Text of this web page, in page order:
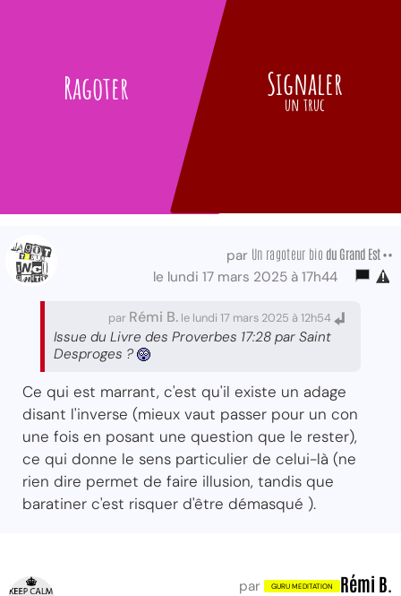
Ragoter Signaler
un truc
par Un ragoteur bio du Grand Est ••
le lundi 17 mars 2025 à 17h44
par Rémi B. le lundi 17 mars 2025 à 12h54
Issue du Livre des Proverbes 17:28 par Saint
Desproges ?
Ce qui est marrant, c'est qu'il existe un adage
disant l'inverse (mieux vaut passer pour un con
une fois en posant une question que le rester),
ce qui donne le sens particulier de celui-là (ne
rien dire permet de faire illusion, tandis que
baratiner c'est risquer d'être démasqué ).
par Rémi B.